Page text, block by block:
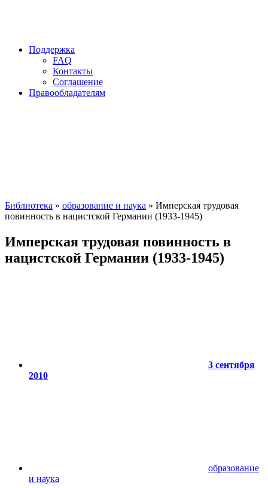
Поддержка
FAQ
Контакты
Соглашение
Правообладателям
Библиотека » образование и наука » Имперская трудовая
повинность в нацистской Германии (1933-1945)
Имперская трудовая повинность в
нацистской Германии (1933-1945)
3 сентября
2010
образование
и наука